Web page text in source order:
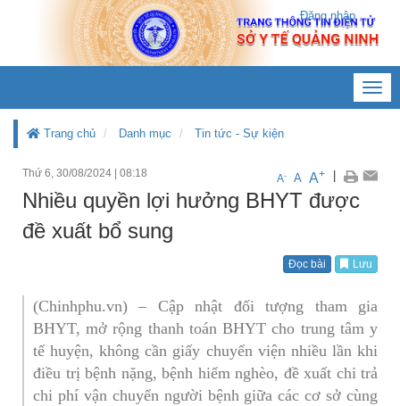
Đăng nhập
Trang chủ Danh mục Tin tức - Sự kiện
Thứ 6, 30/08/2024 08:18 A- A A+
Nhiều quyền lợi hưởng BHYT được
đề xuất bổ sung
Đọc bài Lưu
(Chinhphu.vn) – Cập nhật đối tượng tham gia
BHYT, mở rộng thanh toán BHYT cho trung tâm y
tế huyện, không cần giấy chuyển viện nhiều lần khi
điều trị bệnh nặng, bệnh hiểm nghèo, đề xuất chi trả
chi phí vận chuyển người bệnh giữa các cơ sở cùng